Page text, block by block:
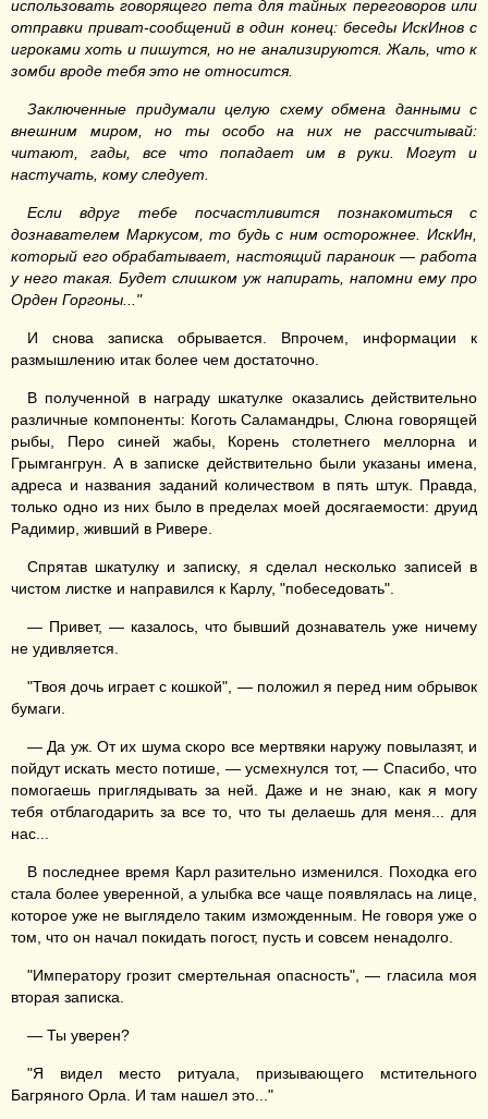
использовать говорящего пета для тайных переговоров или
отправки приват-сообщений в один конец: беседы ИскИнов с
игроками хоть и пишутся, но не анализируются. Жаль, что к
зомби вроде тебя это не относится.
Заключенные придумали целую схему обмена данными с
внешним миром, но ты особо на них не рассчитывай:
читают, гады, все что попадает им в руки. Могут и
настучать, кому следует.
Если вдруг тебе посчастливится познакомиться с
дознавателем Маркусом, то будь с ним осторожнее. ИскИн,
который его обрабатывает, настоящий параноик — работа
у него такая. Будет слишком уж напирать, напомни ему про
Орден Горгоны..."
И снова записка обрывается. Впрочем, информации к
размышлению итак более чем достаточно.
В полученной в награду шкатулке оказались действительно
различные компоненты: Коготь Саламандры, Слюна говорящей
рыбы, Перо синей жабы, Корень столетнего меллорна и
Грымгангрун. А в записке действительно были указаны имена,
адреса и названия заданий количеством в пять штук. Правда,
только одно из них было в пределах моей досягаемости: друид
Радимир, живший в Ривере.
Спрятав шкатулку и записку, я сделал несколько записей в
чистом листке и направился к Карлу, "побеседовать".
— Привет, — казалось, что бывший дознаватель уже ничему
не удивляется.
"Твоя дочь играет с кошкой", — положил я перед ним обрывок
бумаги.
— Да уж. От их шума скоро все мертвяки наружу повылазят, и
пойдут искать место потише, — усмехнулся тот, — Спасибо, что
помогаешь приглядывать за ней. Даже и не знаю, как я могу
тебя отблагодарить за все то, что ты делаешь для меня... для
нас...
В последнее время Карл разительно изменился. Походка его
стала более уверенной, а улыбка все чаще появлялась на лице,
которое уже не выглядело таким изможденным. Не говоря уже о
том, что он начал покидать погост, пусть и совсем ненадолго.
"Императору грозит смертельная опасность", — гласила моя
вторая записка.
— Ты уверен?
"Я видел место ритуала, призывающего мстительного
Багряного Орла. И там нашел это..."